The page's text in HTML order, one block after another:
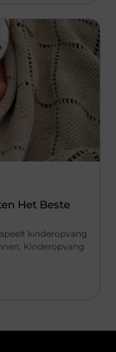
Het Beste
kinderopvang
Kinderopvang